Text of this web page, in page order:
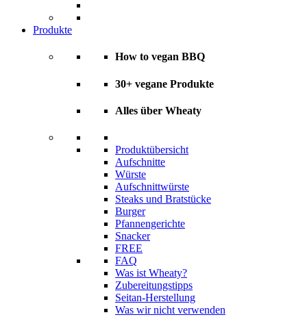
Produkte
How to vegan BBQ
30+ vegane Produkte
Alles über Wheaty
Produktübersicht
Aufschnitte
Würste
Aufschnittwürste
Steaks und Bratstücke
Burger
Pfannengerichte
Snacker
FREE
FAQ
Was ist Wheaty?
Zubereitungstipps
Seitan-Herstellung
Was wir nicht verwenden